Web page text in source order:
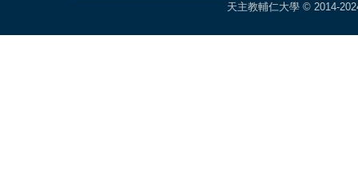
天主教輔仁大學 © 2014-